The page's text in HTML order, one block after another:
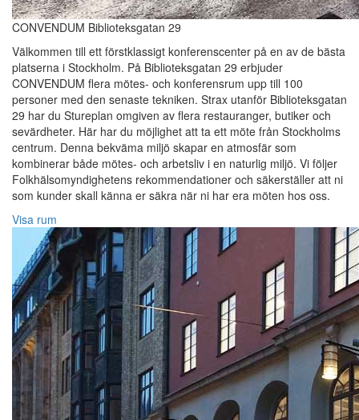
CONVENDUM Biblioteksgatan 29
Välkommen till ett förstklassigt konferenscenter på en av de bästa
platserna i Stockholm. På Biblioteksgatan 29 erbjuder
CONVENDUM flera mötes- och konferensrum upp till 100
personer med den senaste tekniken. Strax utanför Biblioteksgatan
29 har du Stureplan omgiven av flera restauranger, butiker och
sevärdheter. Här har du möjlighet att ta ett möte från Stockholms
centrum. Denna bekväma miljö skapar en atmosfär som
kombinerar både mötes- och arbetsliv i en naturlig miljö. Vi följer
Folkhälsomyndighetens rekommendationer och säkerställer att ni
som kunder skall känna er säkra när ni har era möten hos oss.
Visa rum